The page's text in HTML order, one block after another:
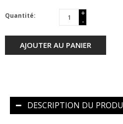
Quantité:
+
-
AJOUTER AU PANIER
DESCRIPTION DU